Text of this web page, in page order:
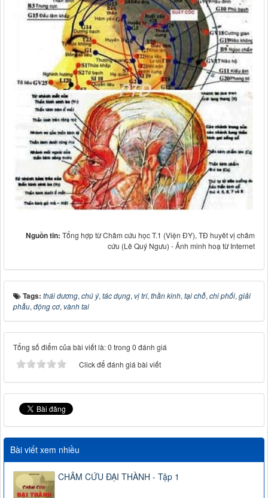
Nguồn tin: Tổng hợp từ Châm cứu học T.1 (Viện ĐY), TĐ huyêt vị châm
cứu (Lê Quý Ngưu) - Ảnh minh hoạ từ Internet
Tags: thái dương, chú ý, tác dụng, vị trí, thần kinh, tại chỗ, chi phối, giải
phẫu, động cơ, vành tai
Tổng số điểm của bài viết là: 0 trong 0 đánh giá
Click để đánh giá bài viết
Bài viết xem nhiều
CHÂM CỨU ĐẠI THÀNH - Tập 1